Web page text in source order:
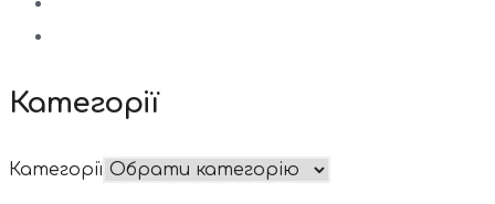
Категорії
Категорії